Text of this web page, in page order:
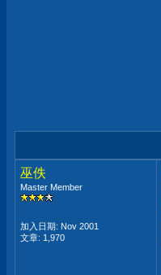
巫佚
Master Member
加入日期: Nov 2001
文章: 1,970